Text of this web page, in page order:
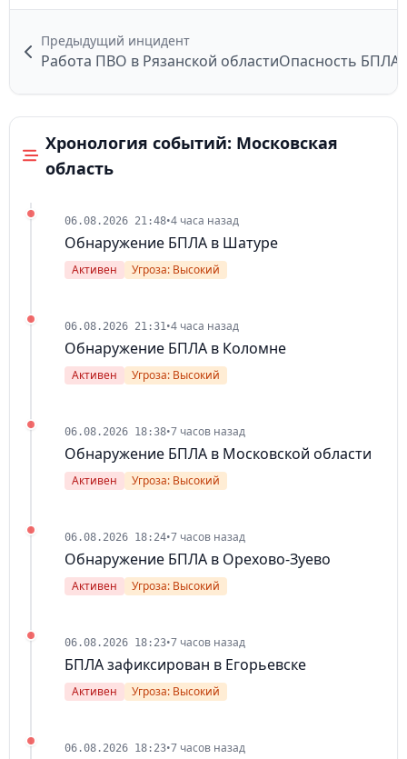
Предыдущий инцидент
Работа ПВО в Рязанской областиОпасность БПЛА
Хронология событий: Московская
область
06.08.2026 21:48•4 часа назад
Обнаружение БПЛА в Шатуре
Активен Угроза: Высокий
06.08.2026 21:31•4 часа назад
Обнаружение БПЛА в Коломне
Активен Угроза: Высокий
06.08.2026 18:38•7 часов назад
Обнаружение БПЛА в Московской области
Активен Угроза: Высокий
06.08.2026 18:24•7 часов назад
Обнаружение БПЛА в Орехово-Зуево
Активен Угроза: Высокий
06.08.2026 18:23•7 часов назад
БПЛА зафиксирован в Егорьевске
Активен Угроза: Высокий
06.08.2026 18:23•7 часов назад